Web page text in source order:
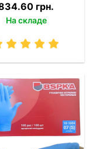
грн.
На складе